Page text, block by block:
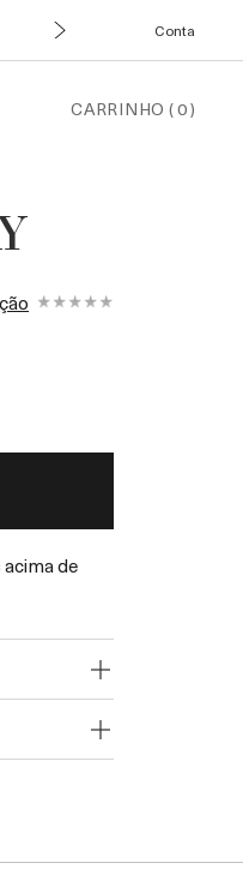
Conta
CARRINHO (0)
de